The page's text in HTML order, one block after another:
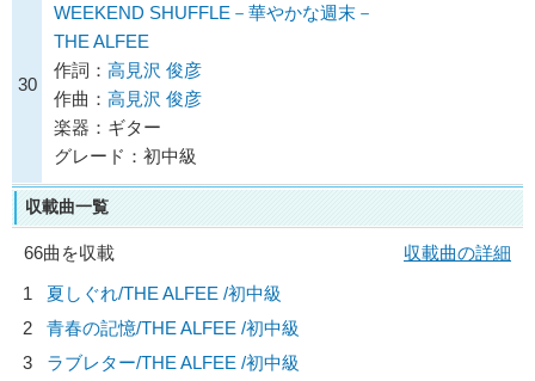
30
WEEKEND SHUFFLE－華やかな週末－
THE ALFEE
作詞： 高見沢 俊彦
作曲： 高見沢 俊彦
楽器：ギター
グレード：初中級
収載曲一覧
66曲を収載
収載曲の詳細
1
夏しぐれ/THE ALFEE /初中級
2
青春の記憶/THE ALFEE /初中級
3
ラブレター/THE ALFEE /初中級